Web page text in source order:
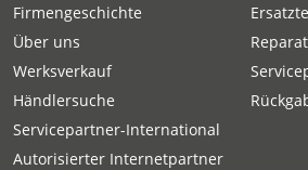
Firmengeschichte
Über uns
Werksverkauf
Händlersuche
Servicepartner-International
Autorisierter Internetpartner